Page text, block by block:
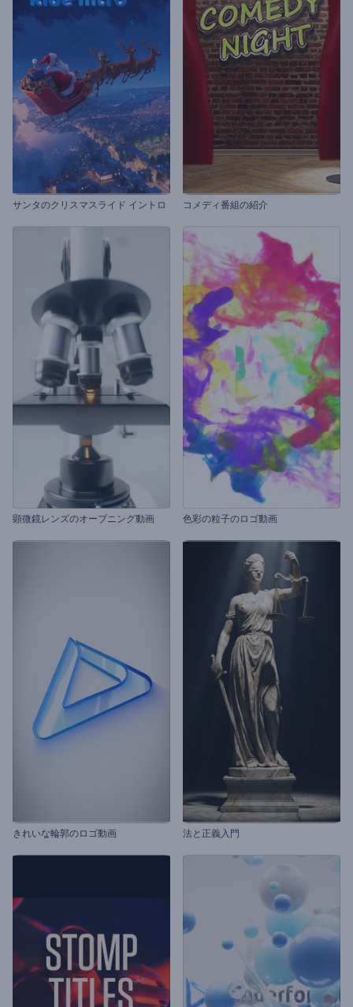
サンタのクリスマスライド イントロ コメディ番組の紹介
顕微鏡レンズのオープニング動画 色彩の粒子のロゴ動画
きれいな輪郭のロゴ動画 法と正義入門